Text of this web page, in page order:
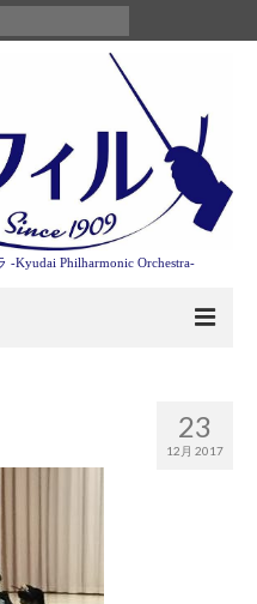
-Kyudai Philharmonic Orchestra-
23
12月 2017